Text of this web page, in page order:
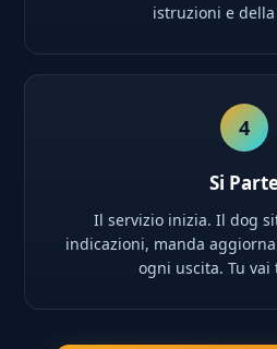
istruzioni e
4
Si
Il servizio inizia. Il dog
indicazioni, manda
ogni uscita. Tu